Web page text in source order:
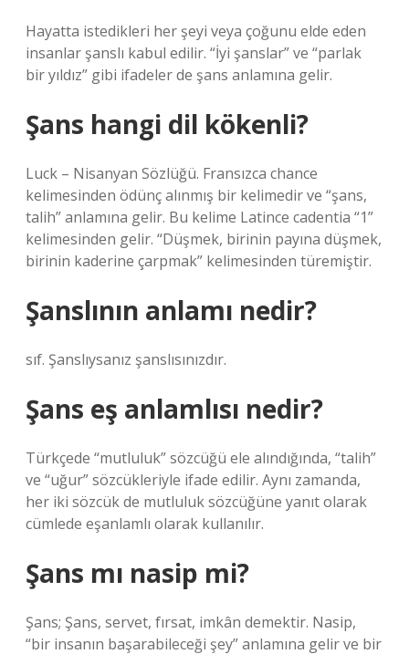
Hayatta istedikleri her şeyi veya çoğunu elde eden
insanlar şanslı kabul edilir. “İyi şanslar” ve “parlak
bir yıldız” gibi ifadeler de şans anlamına gelir.
Şans hangi dil kökenli?
Luck – Nisanyan Sözlüğü. Fransızca chance
kelimesinden ödünç alınmış bir kelimedir ve “şans,
talih” anlamına gelir. Bu kelime Latince cadentia “1”
kelimesinden gelir. “Düşmek, birinin payına düşmek,
birinin kaderine çarpmak” kelimesinden türemiştir.
Şanslının anlamı nedir?
sıf. Şanslıysanız şanslısınızdır.
Şans eş anlamlısı nedir?
Türkçede “mutluluk” sözcüğü ele alındığında, “talih”
ve “uğur” sözcükleriyle ifade edilir. Aynı zamanda,
her iki sözcük de mutluluk sözcüğüne yanıt olarak
cümlede eşanlamlı olarak kullanılır.
Şans mı nasip mi?
Şans; Şans, servet, fırsat, imkân demektir. Nasip,
“bir insanın başarabileceği şey” anlamına gelir ve bir